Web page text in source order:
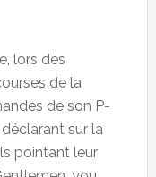
lors des
de la
de son P-
sur la
pointant leur